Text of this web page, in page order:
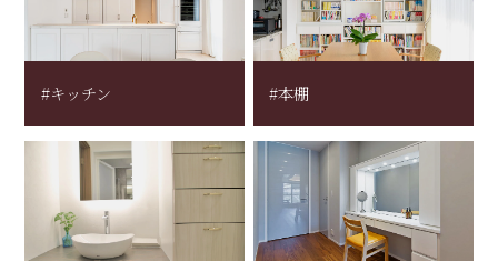
#キッチン #本棚